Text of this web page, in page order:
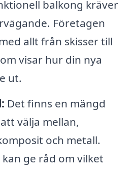
balkong kräver
Företagen
allt från skisser till
visar hur din nya
ut.
Det finns en mängd
välja mellan,
och metall.
ge råd om vilket